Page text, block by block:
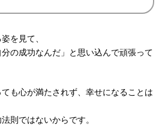
を見て、
分の成功なんだ」と思い込んで頑張って
も心が満たされず、幸せになることは
則ではないからです。